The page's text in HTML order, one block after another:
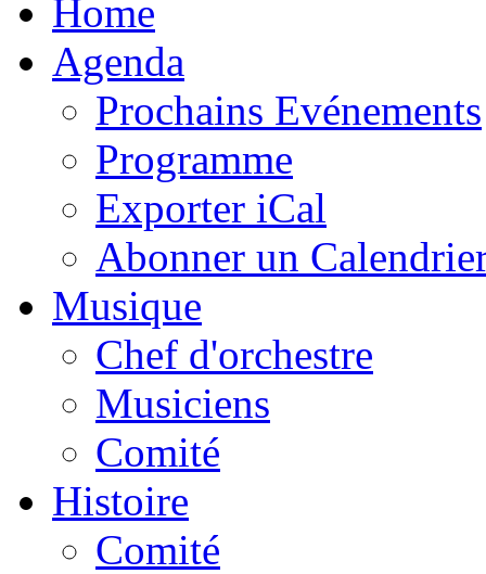
Home
Agenda
Prochains Evénements
Programme
Exporter iCal
Abonner un
Musique
Chef d'orchestre
Musiciens
Comité
Histoire
Comité